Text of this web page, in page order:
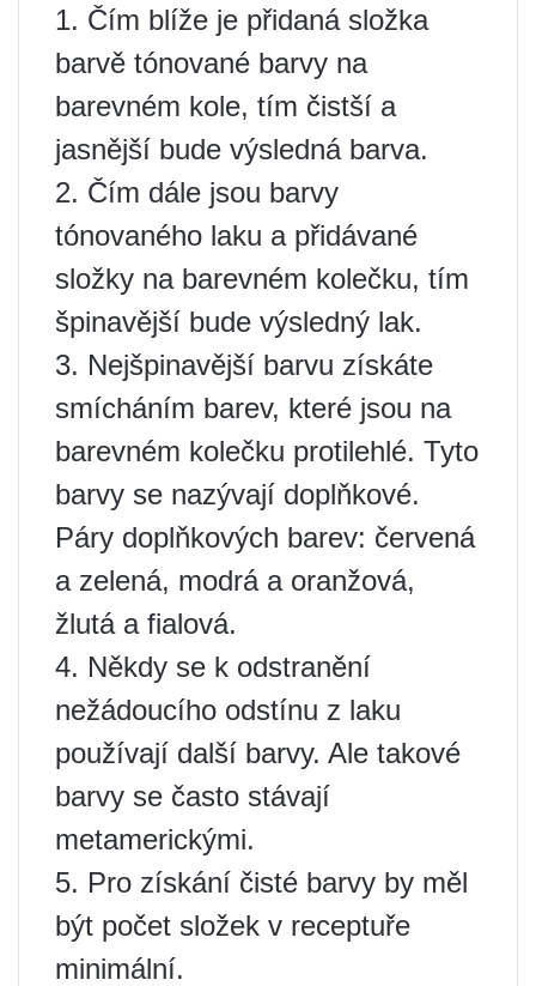
1. Čím blíže je přidaná složka
barvě tónované barvy na
barevném kole, tím čistší a
jasnější bude výsledná barva.
2. Čím dále jsou barvy
tónovaného laku a přidávané
složky na barevném kolečku, tím
špinavější bude výsledný lak.
3. Nejšpinavější barvu získáte
smícháním barev, které jsou na
barevném kolečku protilehlé. Tyto
barvy se nazývají doplňkové.
Páry doplňkových barev: červená
a zelená, modrá a oranžová,
žlutá a fialová.
4. Někdy se k odstranění
nežádoucího odstínu z laku
používají další barvy. Ale takové
barvy se často stávají
metamerickými.
5. Pro získání čisté barvy by měl
být počet složek v receptuře
minimální.